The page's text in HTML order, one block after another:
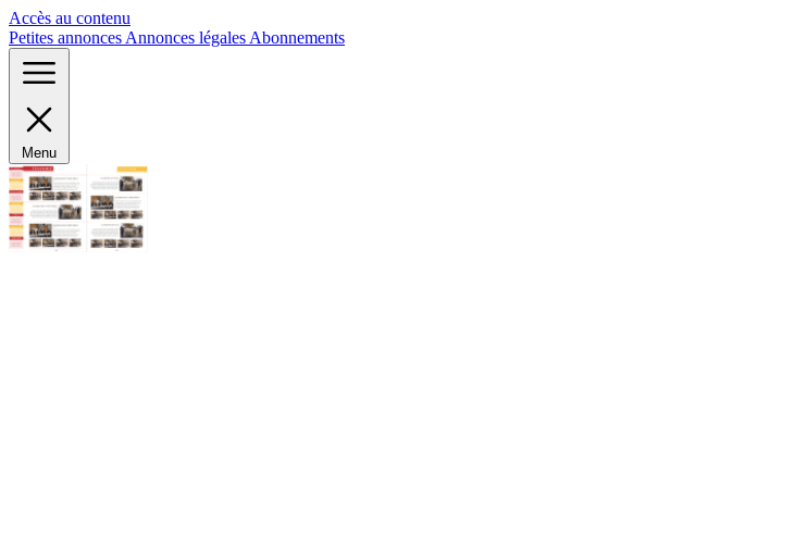
Accès au contenu
Petites annonces Annonces légales Abonnements
Menu
Panneau de gestion des cookies